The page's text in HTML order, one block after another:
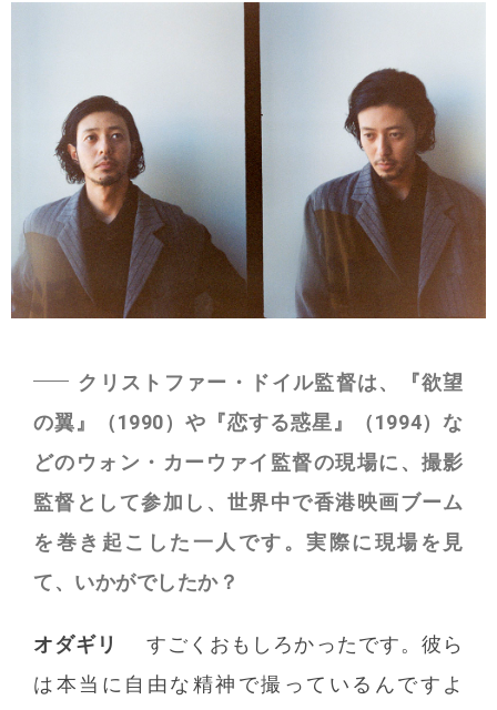
クリストファー・ドイル監督は、『欲望
の翼』（1990）や『恋する惑星』（1994）な
どのウォン・カーウァイ監督の現場に、撮影
監督として参加し、世界中で香港映画ブーム
を巻き起こした一人です。実際に現場を見
て、いかがでしたか？
オダギリ
すごくおもしろかったです。彼ら
は本当に自由な精神で撮っているんですよ